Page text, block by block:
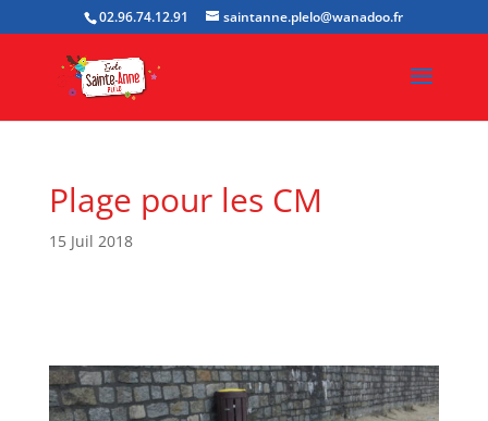
02.96.74.12.91 saintanne.plelo@wanadoo.fr
Plage pour les CM
15 Juil 2018